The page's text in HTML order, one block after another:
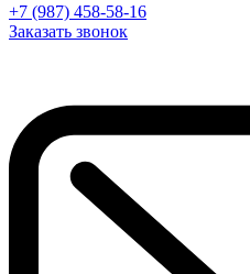
+7 (987) 458-58-16
Заказать звонок